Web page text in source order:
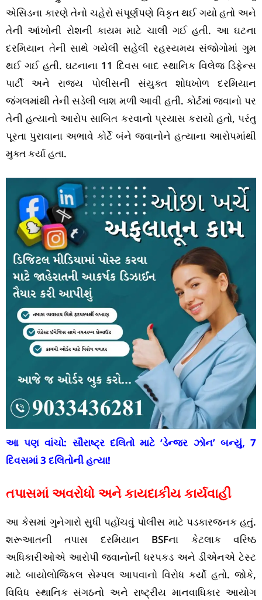
એસિડના કારણે તેનો ચહેરો સંપૂર્ણપણે વિકૃત થઈ ગયો હતો અને
તેની આંખોની રોશની કાયમ માટે ચાલી ગઈ હતી. આ ઘટના
દરમિયાન તેની સાથે ગયેલી સહેલી રહસ્યમય સંજોગોમાં ગુમ
થઈ ગઈ હતી. ઘટનાના 11 દિવસ બાદ સ્થાનિક વિલેજ ડિફેન્સ
પાર્ટી અને રાજ્ય પોલીસની સંયુક્ત શોધખોળ દરમિયાન
જંગલમાંથી તેની સડેલી લાશ મળી આવી હતી. કોર્ટમાં જવાનો પર
તેની હત્યાનો આરોપ સાબિત કરવાનો પ્રયાસ કરાયો હતો, પરંતુ
પૂરતા પુરાવાના અભાવે કોર્ટે બંને જવાનોને હત્યાના આરોપમાંથી
મુક્ત કર્યા હતા.
આ પણ વાંચો: સૌરાષ્ટ્ર દલિતો માટે ‘ડેન્જર ઝોન’ બન્યું, 7
દિવસમાં 3 દલિતોની હત્યા!
તપાસમાં અવરોધો અને કાયદાકીય કાર્યવાહી
આ કેસમાં ગુનેગારો સુધી પહોંચવું પોલીસ માટે પડકારજનક હતું.
શરૂઆતની તપાસ દરમિયાન BSFના કેટલાક વરિષ્ઠ
અધિકારીઓએ આરોપી જવાનોની ધરપકડ અને ડીએનએ ટેસ્ટ
માટે બાયોલોજિકલ સેમ્પલ આપવાનો વિરોધ કર્યો હતો. જોકે,
વિવિધ સ્થાનિક સંગઠનો અને રાષ્ટ્રીય માનવાધિકાર આયોગ